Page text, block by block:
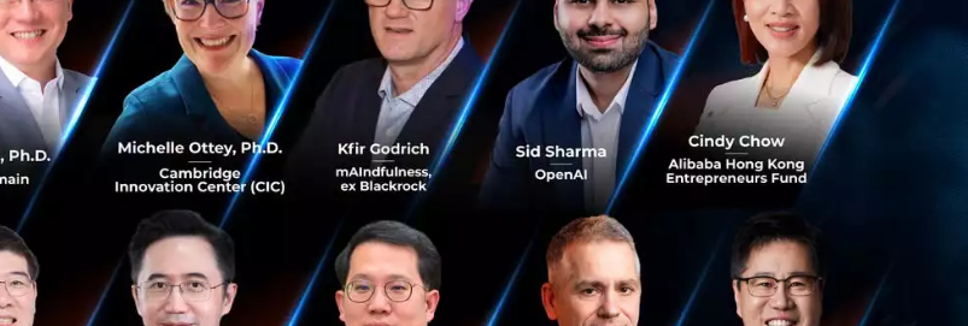
ปิดรับสมัครแล้ว! การแข่งขัน Beyond Green AI for a
Future Pitch Competition 2025...
2025| ByTechsauce Team
etda unesco Beyond Green AI cmkl-university
ร่วมมือ Tencent จัดแข่งขัน TechCul
รวมนวัตกรรมรุ่นใหม่และวัฒนธรรม
ร่วมมือ Tencent ประเดิมความร่วมมือในกิจกรรม
TechCul Ideathon ชูโครงการประกวดที่รวม